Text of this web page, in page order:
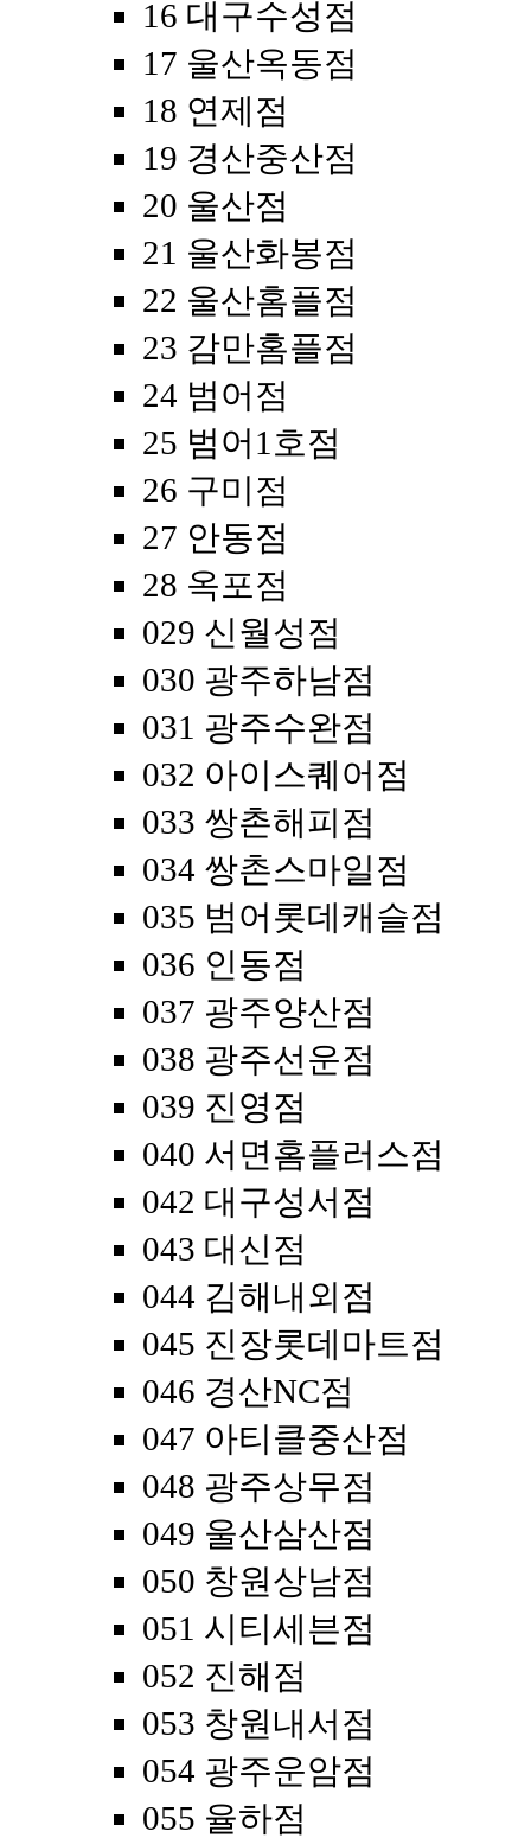
16 대구수성점
17 울산옥동점
18 연제점
19 경산중산점
20 울산점
21 울산화봉점
22 울산홈플점
23 감만홈플점
24 범어점
25 범어1호점
26 구미점
27 안동점
28 옥포점
029 신월성점
030 광주하남점
031 광주수완점
032 아이스퀘어점
033 쌍촌해피점
034 쌍촌스마일점
035 범어롯데캐슬점
036 인동점
037 광주양산점
038 광주선운점
039 진영점
040 서면홈플러스점
042 대구성서점
043 대신점
044 김해내외점
045 진장롯데마트점
046 경산NC점
047 아티클중산점
048 광주상무점
049 울산삼산점
050 창원상남점
051 시티세븐점
052 진해점
053 창원내서점
054 광주운암점
055 율하점